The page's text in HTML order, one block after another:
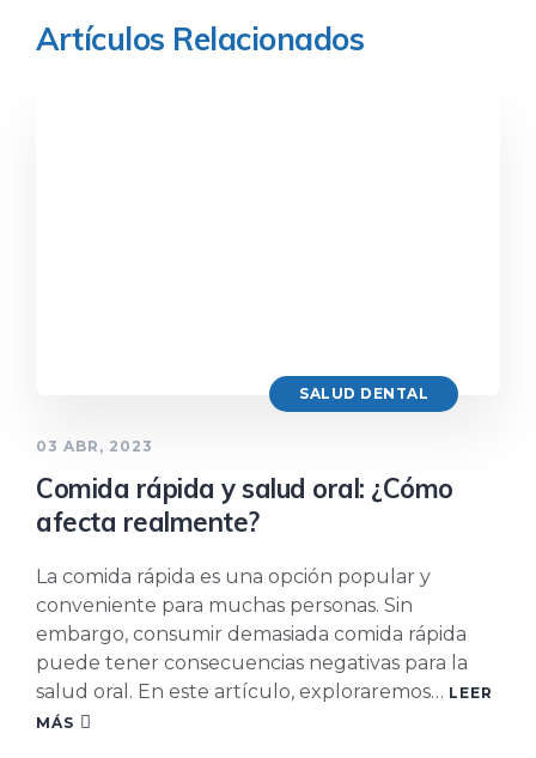
Artículos Relacionados
SALUD DENTAL
03 ABR, 2023
Comida rápida y salud oral: ¿Cómo
afecta realmente?
La comida rápida es una opción popular y
conveniente para muchas personas. Sin
embargo, consumir demasiada comida rápida
puede tener consecuencias negativas para la
salud oral. En este artículo, exploraremos… LEER
MÁS